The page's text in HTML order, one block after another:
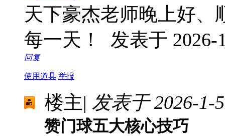
天下豪杰老师晚上好、
每一天！ 发表于 2026-
回复
使用道具 举报
楼主| 发表于 2026-1-
赞门球五大核心技巧